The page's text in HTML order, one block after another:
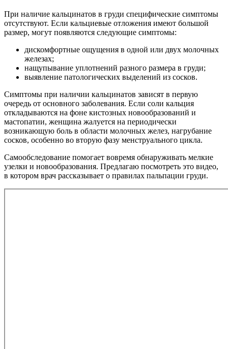
При наличие кальцинатов в груди специфические симптомы
отсутствуют. Если кальциевые отложения имеют большой
размер, могут появляются следующие симптомы:
дискомфортные ощущения в одной или двух молочных
железах;
нащупывание уплотнений разного размера в груди;
выявление патологических выделений из сосков.
Симптомы при наличии кальцинатов зависят в первую
очередь от основного заболевания. Если соли кальция
откладываются на фоне кистозных новообразований и
мастопатии, женщина жалуется на периодически
возникающую боль в области молочных желез, нагрубание
сосков, особенно во вторую фазу менструального цикла.
Самообследование помогает вовремя обнаруживать мелкие
узелки и новообразования. Предлагаю посмотреть это видео,
в котором врач рассказывает о правилах пальпации груди.